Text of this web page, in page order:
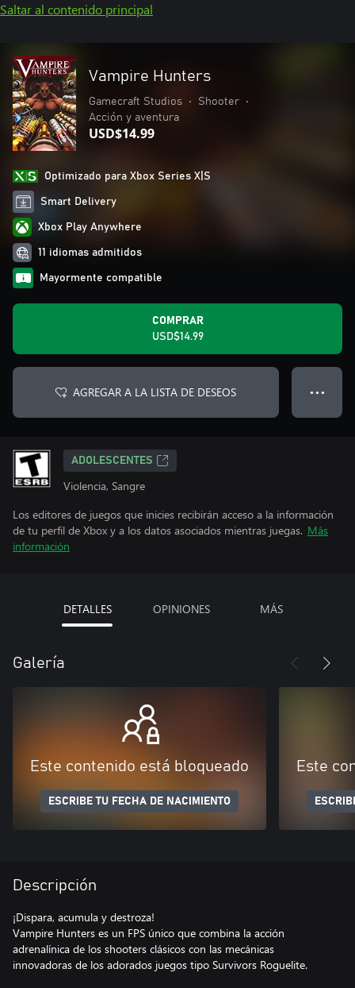
Saltar al contenido principal
Vampire Hunters
Gamecraft Studios • Shooter
•
Acción y aventura
USD$14.99
Optimizado para Xbox Series X|S
Smart Delivery
Xbox Play Anywhere
11 idiomas admitidos
Mayormente compatible
COMPRAR
USD$14.99
AGREGAR A LA LISTA DE DESEOS ● ● ●
ADOLESCENTES
Violencia, Sangre
Los editores de juegos que inicies recibirán acceso a la información
de tu perfil de Xbox y a los datos asociados mientras juegas. Más
información
DETALLES OPINIONES MÁS
Galería
Este contenido está bloqueado
ESCRIBE TU FECHA DE NACIMIENTO
Este
Descripción
¡Dispara, acumula y destroza!
Vampire Hunters es un FPS único que combina la acción
adrenalínica de los shooters clásicos con las mecánicas
innovadoras de los adorados juegos tipo Survivors Roguelite.